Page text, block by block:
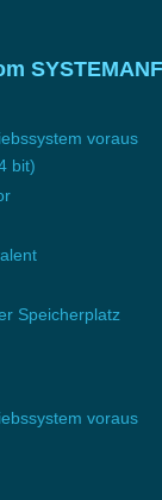
voraus
bit)
Speicherplatz
voraus